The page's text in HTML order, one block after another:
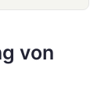
von